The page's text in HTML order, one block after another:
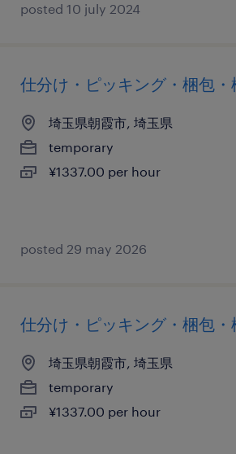
posted 10 july 2024
仕分け・ピッキング・梱包・
埼玉県朝霞市, 埼玉県
temporary
¥1337.00 per hour
posted 29 may 2026
仕分け・ピッキング・梱包・
埼玉県朝霞市, 埼玉県
temporary
¥1337.00 per hour